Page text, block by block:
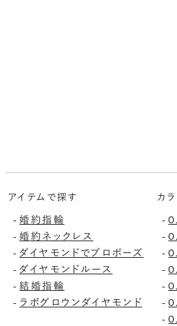
アイテムで探す
-婚約指輪
-婚約ネックレス
-ダイヤモンドでプロポーズ
-ダイヤモンドルース
-結婚指輪
- ラボグロウンダイヤモンド
カ
-
-
-
-
-
-
-